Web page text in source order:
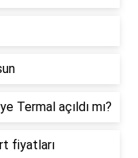
Termal açıldı mı?
fiyatları